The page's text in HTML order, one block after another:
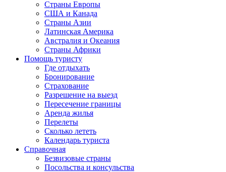
Страны Европы
США и Канада
Страны Азии
Латинская Америка
Австралия и Океания
Страны Африки
Помощь туристу
Где отдыхать
Бронирование
Страхование
Разрешение на выезд
Пересечение границы
Аренда жилья
Перелеты
Сколько лететь
Календарь туриста
Справочная
Безвизовые страны
Посольства и консульства